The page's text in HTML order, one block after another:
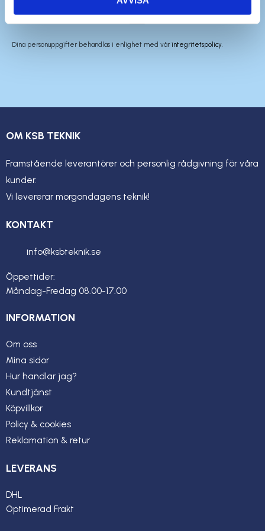
Dina personuppgifter behandlas i enlighet med vårintegritetspolicy
OM KSB TEKNIK
Framstående leverantörer och personlig rådgivning för våra
kunder.
Vi levererar morgondagens teknik!
KONTAKT
info@ksbteknik.se
Öppettider:
Måndag-Fredag 08.00-17.00
INFORMATION
Om oss
Mina sidor
Hur handlar jag?
Kundtjänst
Köpvillkor
Policy & cookies
Reklamation & retur
LEVERANS
DHL
Optimerad Frakt